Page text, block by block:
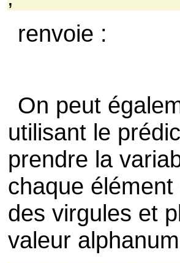
renvoie :
On peut
utilisant le
prendre la
chaque
des virgules et
valeur